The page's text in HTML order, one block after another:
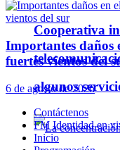
Cooperativa
algunos
Importantes
fuertes vientos del
6 de agosto de 2026
Contáctenos
FM Identidad en
Inicio